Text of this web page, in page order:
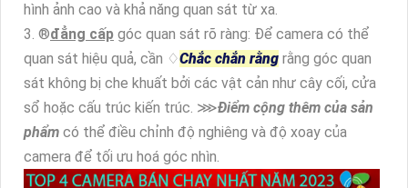
hình ảnh cao và khả năng quan sát từ xa.
3. ®️đẳng cấp góc quan sát rõ ràng: Để camera có thể
quan sát hiệu quả, cần ♢Chắc chắn rằng rằng góc quan
sát không bị che khuất bởi các vật cản như cây cối, cửa
sổ hoặc cấu trúc kiến trúc. ⋙Điểm cộng thêm của sản
phẩm có thể điều chỉnh độ nghiêng và độ xoay của
camera để tối ưu hoá góc nhìn.